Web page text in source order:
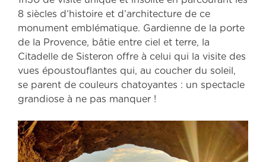
8 siècles d’histoire et d’architecture de ce
monument emblématique. Gardienne de la porte
de la Provence, bâtie entre ciel et terre, la
Citadelle de Sisteron offre à celui qui la visite des
vues époustouflantes qui, au coucher du soleil,
se parent de couleurs chatoyantes : un spectacle
grandiose à ne pas manquer !